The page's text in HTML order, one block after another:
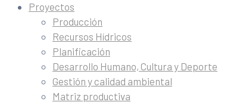
Proyectos
Producción
Recursos Hídricos
Planificación
Desarrollo Humano, Cultura y Deporte
Gestión y calidad ambiental
Matriz productiva